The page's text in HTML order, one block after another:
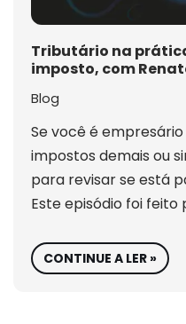
Tributário na
imposto, com
Blog
Se você é
impostos demais ou
para revisar se está
Este episódio foi feito
CONTINUE A LER »